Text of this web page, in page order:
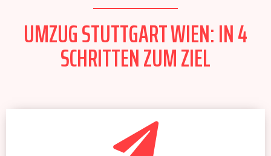
UMZUG STUTTGART WIEN: IN 4
SCHRITTEN ZUM ZIEL